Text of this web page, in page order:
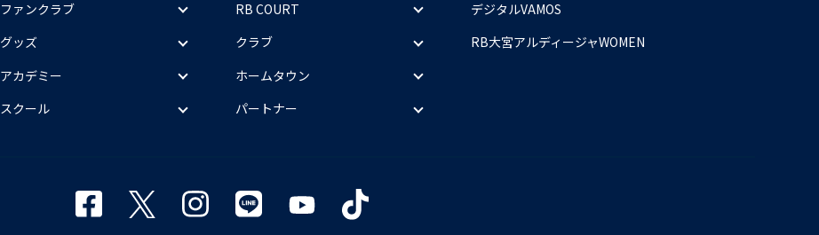
ファンクラブ
グッズ
アカデミー
スクール
RB COURT
クラブ
ホームタウン
パートナー
デジタルVAMOS
RB大宮アルディージャWOMEN